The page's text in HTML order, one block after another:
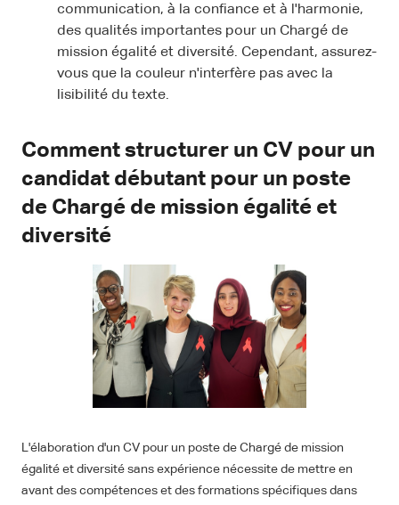
communication, à la confiance et à l'harmonie,
des qualités importantes pour un Chargé de
mission égalité et diversité. Cependant, assurez-
vous que la couleur n'interfère pas avec la
lisibilité du texte.
Comment structurer un CV pour un
candidat débutant pour un poste
de Chargé de mission égalité et
diversité
L'élaboration d'un CV pour un poste de Chargé de mission
égalité et diversité sans expérience nécessite de mettre en
avant des compétences et des formations spécifiques dans